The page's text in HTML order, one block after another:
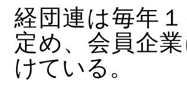
経団連は毎年
定め、会員企業
けている。